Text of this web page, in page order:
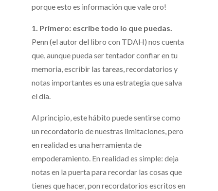
porque esto es información que vale oro!
1. Primero: escribe todo lo que puedas.
Penn (el autor del libro con TDAH) nos cuenta
que, aunque pueda ser tentador confiar en tu
memoria, escribir las tareas, recordatorios y
notas importantes es una estrategia que salva
el día.
Al principio, este hábito puede sentirse como
un recordatorio de nuestras limitaciones, pero
en realidad es una herramienta de
empoderamiento. En realidad es simple: deja
notas en la puerta para recordar las cosas que
tienes que hacer, pon recordatorios escritos en